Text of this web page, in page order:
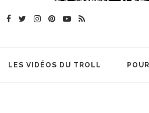
LES VIDÉOS DU TROLL